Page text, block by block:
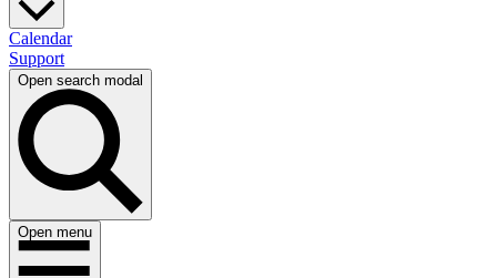
Calendar​​​​‌ ‍ ​‍​‍‌‍ ‌ ​‍‌‍‍‌‌‍‌ ‌‍‍‌‌‍ ‍​‍​‍​ ‍‍​‍​‍‌ ​ ‌‍​‌‌‍ ‍‌‍‍‌‌ ‌​‌ ‍‌​‍ ‍‌‍‍‌‌‍ ​‍​‍​‍ ​​‍​‍‌‍‍​‌ ​‍‌‍‌‌‌‍‌‍​‍​‍​ ‍‍​‍​‍‌‍‍​‌ ‌​‌ ‌​‌ ​​​ ‍‍​‍ ​‍ ‌‍ ​‌‍ ‌‍​ ‌‍​‌‌‍ ​‌‍‍​‌‍ ‌ ​ ‌ ‌​​ ‍‍​ ​ ​ ​ ​ ​ ​ ​ ​‍ ‌‍‍‌‌‍ ‍‌ ‌​‌‍‌‌‌‍ ‍‌ ‌​​‍ ‌‍‌‌‌‍‌​‌‍‍‌‌ ‌​​‍ ‌‍ ‌‌‍ ‌‍‌​‌‍‌‌​ ‌‌ ​​‌ ​‍‌‍‌‌‌ ​ ‌‍‌‌‌‍ ‍‌ ‌​‌‍​‌‌ ‌​‌‍‍‌‌‍ ‌‍ ‍​ ‍ ‌‍‍‌‌‍‌​​ ‌‌ ​ ‌‍‍‌‌ ‌​‌‍‌‌‌​‍​‌‍‌‌‌‍​‌‌‍‌​‌‍‌‌‌ ​‍​ ‍ ‌ ‌​‌ ‍‌‌ ​​‌‍‌‌​ ‌‌‍‍​‌‍‌‌‌‍​‌‌‍‌​‌‍‌‌‌ ​‍​ ‍ ‌ ​​‌‍​‌‌ ‌​‌‍‍​​ ‌‌ ​‍‌‍‍‌‌‍‌ ‌‍‍​‌ ‌​‌​ ‌‌‍‌‌‌‍ ‍‌ ‌‌‌ ​ ​‍‌‌​ ‌‌‌​​‍‌‌ ‌‍‍ ‌‍‌‌‌ ‍‌​‍‌‌​ ​ ‌​‌​​‍‌‌​ ​ ‌​‌​​‍‌‌​ ​‍​ ​‍​ ‍​​ ​‌​ ​‍​ ‌ ​ ​​​ ​‍​ ​‍‌‍‌‍​ ‌​​ ‍​​ ​‍​ ​​​‍‌‌​ ​‍​ ​‍​‍‌‌​ ‌‌‌​‌​​‍ ‍‌ ‌​‌‍‌‌‌ ‍​‌ ‌​​ ‌‍​‍‌‍​‌‌ ​ ‌‍‌‌‌‌‌‌‌ ​‍‌‍ ​​ ‌‌‍‍​‌ ‌​‌ ‌​‌ ​​​‍‌‌​ ​ ‌​​‌​‍‌‌​ ​‍‌​‌‍​‍‌‌​ ​‍‌​‌‍‌‍ ​‌‍ ‌‍​ ‌‍​‌‌‍ ​‌‍‍​‌‍ ‌ ​ ‌ ‌​​‍‌‌​ ​ ‌​​‌​ ​ ​ ​ ​ ​ ​ ​ ​‍‌‍‌‍‍‌‌‍‌​​ ‌‌ ​ ‌‍‍‌‌ ‌​‌‍‌‌‌​‍​‌‍‌‌‌‍​‌‌‍‌​‌‍‌‌‌ ​‍​‍‌‍‌ ‌​‌ ‍‌‌ ​​‌‍‌‌​ ‌‌‍‍​‌‍‌‌‌‍​‌‌‍‌​‌‍‌‌‌ ​‍​‍‌‍‌ ​​‌‍​‌‌ ‌​‌‍‍​​ ‌‌ ​‍‌‍‍‌‌‍‌ ‌‍‍​‌ ‌​‌​ ‌‌‍‌‌‌‍ ‍‌ ‌‌‌ ​ ​‍‌‌​ ‌‌‌​​‍‌‌ ‌‍‍ ‌‍‌‌‌ ‍‌​‍‌‌​ ​ ‌​‌​​‍‌‌​ ​ ‌​‌​​‍‌‌​ ​‍​ ​‍​ ‍​​ ​‌​ ​‍​ ‌ ​ ​​​ ​‍​ ​‍‌‍‌‍​ ‌​​ ‍​​ ​‍​ ​​​‍‌‌​ ​‍​ ​‍​‍‌‌​ ‌‌‌​‌​​‍ ‍‌ ‌​‌‍‌‌‌ ‍​‌ ‌​​‍‌‍‌ ​​‌‍‌‌‌ ​‍‌ ​ ‌ ​​‌‍‌‌‌‍​ ‌ ‌​‌‍‍‌‌ ‌‍‌‍‌‌​ ‌‌ ​​‌ ‌‌‌‍​‍‌‍ ​‌‍‍‌‌ ​ ‌‍‍​‌‍‌‌‌‍‌​​‍​‍‌ ‌
Support​​​​‌ ‍ ​‍​‍‌‍ ‌ ​‍‌‍‍‌‌‍‌ ‌‍‍‌‌‍ ‍​‍​‍​ ‍‍​‍​‍‌ ​ ‌‍​‌‌‍ ‍‌‍‍‌‌ ‌​‌ ‍‌​‍ ‍‌‍‍‌‌‍ ​‍​‍​‍ ​​‍​‍‌‍‍​‌ ​‍‌‍‌‌‌‍‌‍​‍​‍​ ‍‍​‍​‍‌‍‍​‌ ‌​‌ ‌​‌ ​​​ ‍‍​‍ ​‍ ‌‍ ​‌‍ ‌‍​ ‌‍​‌‌‍ ​‌‍‍​‌‍ ‌ ​ ‌ ‌​​ ‍‍​ ​ ​ ​ ​ ​ ​ ​ ​‍ ‌‍‍‌‌‍ ‍‌ ‌​‌‍‌‌‌‍ ‍‌ ‌​​‍ ‌‍‌‌‌‍‌​‌‍‍‌‌ ‌​​‍ ‌‍ ‌‌‍ ‌‍‌​‌‍‌‌​ ‌‌ ​​‌ ​‍‌‍‌‌‌ ​ ‌‍‌‌‌‍ ‍‌ ‌​‌‍​‌‌ ‌​‌‍‍‌‌‍ ‌‍ ‍​ ‍ ‌‍‍‌‌‍‌​​ ‌‌ ​ ‌‍‍‌‌ ‌​‌‍‌‌‌​‍​‌‍‌‌‌‍​‌‌‍‌​‌‍‌‌‌ ​‍​ ‍ ‌ ‌​‌ ‍‌‌ ​​‌‍‌‌​ ‌‌‍‍​‌‍‌‌‌‍​‌‌‍‌​‌‍‌‌‌ ​‍​ ‍ ‌ ​​‌‍​‌‌ ‌​‌‍‍​​ ‌‌ ​‍‌‍‍‌‌‍‌ ‌‍‍​‌ ‌​‌​ ‌‌‍‌‌‌‍ ‍‌ ‌‌‌ ​ ​‍‌‌​ ‌‌‌​​‍‌‌ ‌‍‍ ‌‍‌‌‌ ‍‌​‍‌‌​ ​ ‌​‌​​‍‌‌​ ​ ‌​‌​​‍‌‌​ ​‍​ ​‍​ ‍​​ ​‍​ ‌ ‌‍‌‌​ ​‌‌‍​‍‌‍‌​​ ‍‌​ ‌​‌‍​ ​ ‌ ​ ‌ ​‍‌‌​ ​‍​ ​‍​‍‌‌​ ‌‌‌​‌​​‍ ‍‌ ‌​‌‍‌‌‌ ‍​‌ ‌​​ ‌‍​‍‌‍​‌‌ ​ ‌‍‌‌‌‌‌‌‌ ​‍‌‍ ​​ ‌‌‍‍​‌ ‌​‌ ‌​‌ ​​​‍‌‌​ ​ ‌​​‌​‍‌‌​ ​‍‌​‌‍​‍‌‌​ ​‍‌​‌‍‌‍ ​‌‍ ‌‍​ ‌‍​‌‌‍ ​‌‍‍​‌‍ ‌ ​ ‌ ‌​​‍‌‌​ ​ ‌​​‌​ ​ ​ ​ ​ ​ ​ ​ ​‍‌‍‌‍‍‌‌‍‌​​ ‌‌ ​ ‌‍‍‌‌ ‌​‌‍‌‌‌​‍​‌‍‌‌‌‍​‌‌‍‌​‌‍‌‌‌ ​‍​‍‌‍‌ ‌​‌ ‍‌‌ ​​‌‍‌‌​ ‌‌‍‍​‌‍‌‌‌‍​‌‌‍‌​‌‍‌‌‌ ​‍​‍‌‍‌ ​​‌‍​‌‌ ‌​‌‍‍​​ ‌‌ ​‍‌‍‍‌‌‍‌ ‌‍‍​‌ ‌​‌​ ‌‌‍‌‌‌‍ ‍‌ ‌‌‌ ​ ​‍‌‌​ ‌‌‌​​‍‌‌ ‌‍‍ ‌‍‌‌‌ ‍‌​‍‌‌​ ​ ‌​‌​​‍‌‌​ ​ ‌​‌​​‍‌‌​ ​‍​ ​‍​ ‍​​ ​‍​ ‌ ‌‍‌‌​ ​‌‌‍​‍‌‍‌​​ ‍‌​ ‌​‌‍​ ​ ‌ ​ ‌ ​‍‌‌​ ​‍​ ​‍​‍‌‌​ ‌‌‌​‌​​‍ ‍‌ ‌​‌‍‌‌‌ ‍​‌ ‌​​‍‌‍‌ ​​‌‍‌‌‌ ​‍‌ ​ ‌ ​​‌‍‌‌‌‍​ ‌ ‌​‌‍‍‌‌ ‌‍‌‍‌‌​ ‌‌ ​​‌ ‌‌‌‍​‍‌‍ ​‌‍‍‌‌ ​ ‌‍‍​‌‍‌‌‌‍‌​​‍​‍‌ ‌
Open search modal
Open menu